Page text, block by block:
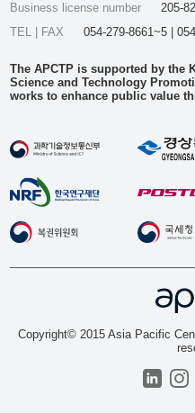
Business license number
205-
TEL | FAX
054-279-8661~5 |
The APCTP is supported by the
Science and Technology
works to enhance public value
Copyright© 2015 Asia Pacific